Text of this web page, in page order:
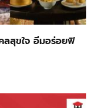
ลสุขใจ อิ่มอร่อยฟิ